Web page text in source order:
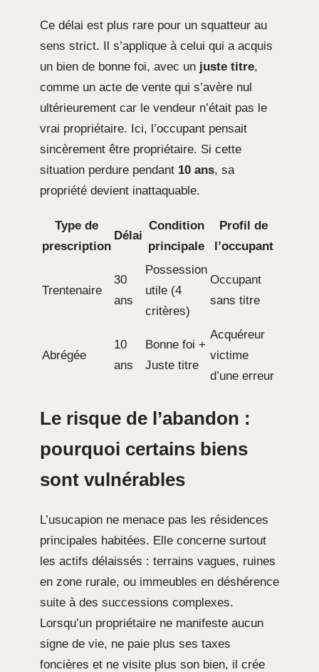
Ce délai est plus rare pour un squatteur au
sens strict. Il s’applique à celui qui a acquis
un bien de bonne foi, avec un juste titre,
comme un acte de vente qui s’avère nul
ultérieurement car le vendeur n’était pas le
vrai propriétaire. Ici, l’occupant pensait
sincèrement être propriétaire. Si cette
situation perdure pendant 10 ans, sa
propriété devient inattaquable.
Type de
prescription
Délai
Condition
principale
Profil de
l’occupant
Trentenaire
30
ans
Possession
utile (4
critères)
Occupant
sans titre
Abrégée
10
ans
Bonne foi +
Juste titre
Acquéreur
victime
d’une erreur
Le risque de l’abandon :
pourquoi certains biens
sont vulnérables
L’usucapion ne menace pas les résidences
principales habitées. Elle concerne surtout
les actifs délaissés : terrains vagues, ruines
en zone rurale, ou immeubles en déshérence
suite à des successions complexes.
Lorsqu’un propriétaire ne manifeste aucun
signe de vie, ne paie plus ses taxes
foncières et ne visite plus son bien, il crée